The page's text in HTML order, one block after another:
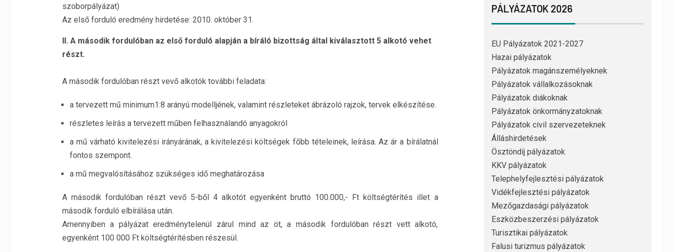
szoborpályázat)
Az első forduló eredmény hirdetése: 2010. október 31.
II. A második fordulóban az első forduló alapján a bíráló bizottság által kiválasztott 5 alkotó vehet
részt.
A második fordulóban részt vevő alkotók további feladata:
a tervezett mű minimum1:8 arányú modelljének, valamint részleteket ábrázoló rajzok, tervek elkészítése.
részletes leírás a tervezett műben felhasználandó anyagokról
a mű várható kivitelezési irányárának, a kivitelezési költségek főbb tételeinek, leírása. Az ár a bírálatnál
fontos szempont.
a mű megvalósításához szükséges idő meghatározása
A második fordulóban részt vevő 5-ből 4 alkotót egyenként bruttó 100.000,- Ft költségtérítés illet a
második forduló elbírálása után.
Amennyiben a pályázat eredménytelenül zárul mind az öt, a második fordulóban részt vett alkotó,
egyenként 100 000 Ft költségtérítésben részesül.
PÁLYÁZATOK 2026
EU Pályázatok 2021-2027
Hazai pályázatok
Pályázatok magánszemélyeknek
Pályázatok vállalkozásoknak
Pályázatok diákoknak
Pályázatok önkormányzatoknak
Pályázatok civil szervezeteknek
Álláshirdetések
Ösztöndíj pályázatok
KKV pályázatok
Telephelyfejlesztési pályázatok
Vidékfejlesztési pályázatok
Mezőgazdasági pályázatok
Eszközbeszerzési pályázatok
Turisztikai pályázatok
Falusi turizmus pályázatok